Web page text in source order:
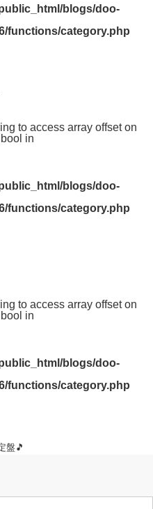
blogs/doo-
functions/category.php
to access array offset on
in
blogs/doo-
functions/category.php
to access array offset on
in
blogs/doo-
functions/category.php
盤🎵